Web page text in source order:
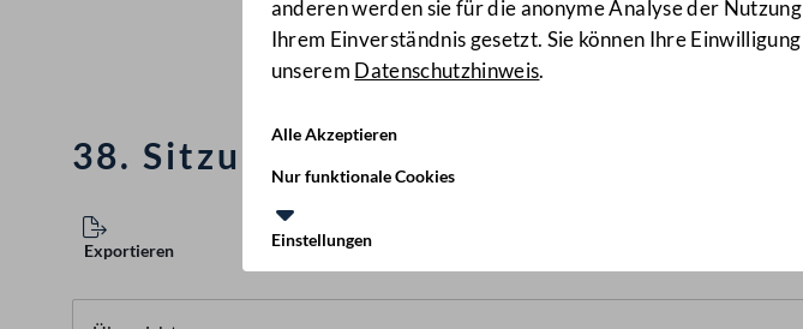
anderen werden sie für die anonyme Analyse der
Ihrem Einverständnis gesetzt. Sie können Ihre
unserem Datenschutzhinweis.
Alle Akzeptieren
Nur funktionale Cookies
Einstellungen
38. Sitzung des Nationalrats vom 7.
Exportieren